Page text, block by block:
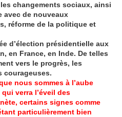
changements sociaux, ainsi
avec de nouveaux
réforme de la politique et
d’élection présidentielle aux
en France, en Inde. De telles
vers le progrès, les
courageuses.
nous sommes à l’aube
verra l’éveil des
certains signes comme
particulièrement bien